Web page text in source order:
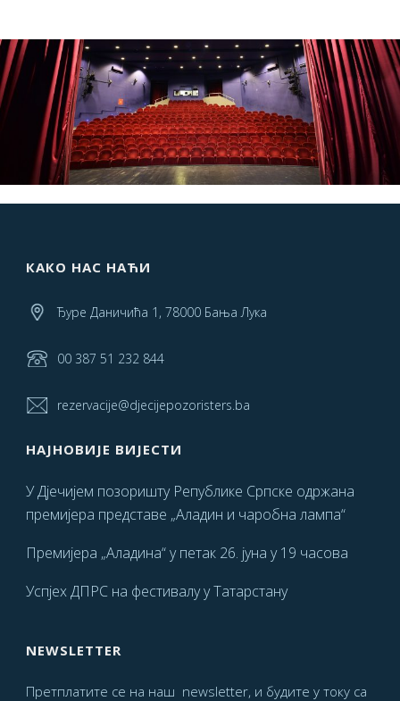
КАКО НАС НАЋИ
Ђуре Даничића 1, 78000 Бања Лука
00 387 51 232 844
rezervacije@djecijepozoristers.ba
НАЈНОВИЈЕ ВИЈЕСТИ
У Дјечијем позоришту Републике Српске одржана
премијера представе „Аладин и чаробна лампа“
Премијера „Аладина“ у петак 26. јуна у 19 часова
Успјех ДПРС на фестивалу у Татарстану
NEWSLETTER
Претплатите се на наш newsletter, и будите у току са